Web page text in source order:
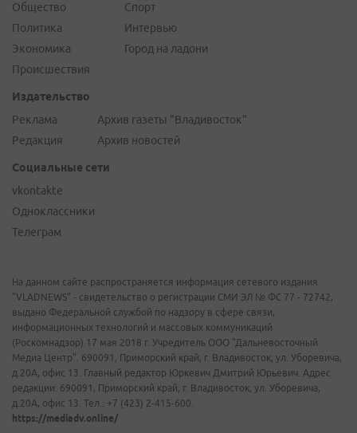
Общество
Политика
Экономика
Происшествия
Спорт
Интервью
Город на ладони
Издательство
Реклама
Редакция
Архив газеты "Владивосток"
Архив новостей
Социальные сети
vkontakte
Одноклассники
Телеграм
На данном сайте распространяется информация сетевого издания
"VLADNEWS" - свидетельство о регистрации СМИ ЭЛ № ФС 77 - 72742,
выдано Федеральной службой по надзору в сфере связи,
информационных технологий и массовых коммуникаций
(Роскомнадзор) 17 мая 2018 г. Учредитель ООО "Дальневосточный
Медиа Центр". 690091, Приморский край, г. Владивосток, ул. Уборевича,
д.20А, офис 13. Главный редактор Юркевич Дмитрий Юрьевич. Адрес
редакции: 690091, Приморский край, г. Владивосток, ул. Уборевича,
д.20А, офис 13. Тел.: +7 (423) 2-415-600.
https://mediadv.online/